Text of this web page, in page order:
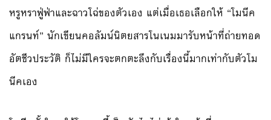
หรูหราฟู่ฟ่าและฉาวโฉ่ของตัวเอง แต่เมื่อเธอเลือกให้ “โมนีค
แกรนท์” นักเขียนคอลัมน์นิตยสารโนเนมมารับหน้าที่ถ่ายทอด
อัตชีวประวัติ ก็ไม่มีใครจะตกตะลึงกับเรื่องนี้มากเท่ากับตัวโม
นีคเอง